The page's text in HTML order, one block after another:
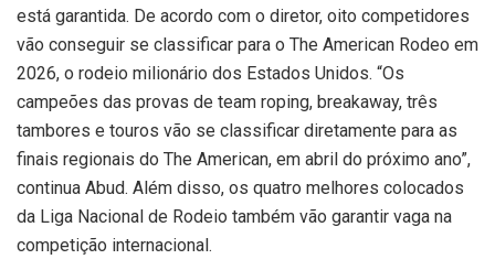
está garantida. De acordo com o diretor, oito competidores
vão conseguir se classificar para o The American Rodeo em
2026, o rodeio milionário dos Estados Unidos. “Os
campeões das provas de team roping, breakaway, três
tambores e touros vão se classificar diretamente para as
finais regionais do The American, em abril do próximo ano”,
continua Abud. Além disso, os quatro melhores colocados
da Liga Nacional de Rodeio também vão garantir vaga na
competição internacional.